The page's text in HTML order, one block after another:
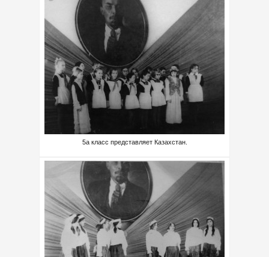
5а класс представляет Казахстан.